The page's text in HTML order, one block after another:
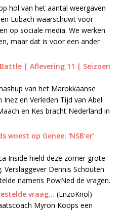
hol van het aantal weergaven
Lubach waarschuwt voor
op sociale media. We werken
maar dat is voor een ander
| Aflevering 11 | Seizoen
van het Marokkaanse
en Verleden Tijd van Abel.
en Kes bracht Nederland in
woest op Genee: ‘NSB’er’
Inside hield deze zomer grote
Verslaggever Dennis Schouten
namens PowNed de vragen.
vraag… (EnzoKnol)
Myron Koops een